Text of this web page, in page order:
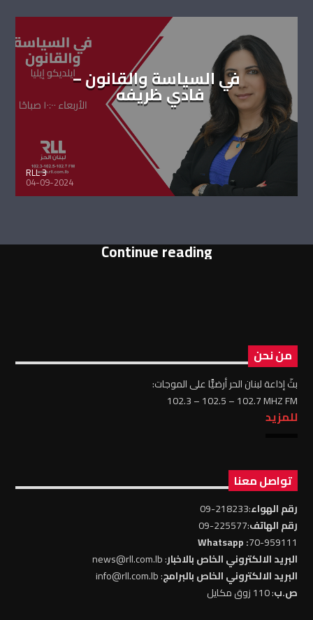
في السياسة والقانون –
فادي ظريفه
RLL 3
04-09-2024
Continue reading
من نحن
بثّ إذاعة لبنان الحر أرضيًّا على الموجات:
102.3 – 102.5 – 102.7 MHZ FM
للمزيد
تواصل معنا
رقم الهواء:218233-09
رقم الهاتف:225577-09
70-959111
: Whatsapp
البريد الالكتروني الخاص بالاخبار: news@rll.com.lb
البريد الالكتروني الخاص بالبرامج: info@rll.com.lb
ص.ب: 110 زوق مكايل